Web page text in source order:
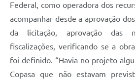
Federal, como operadora dos
acompanhar desde a aprovação
da licitação, aprovação das
fiscalizações, verificando se a
foi definido. “Havia no projeto
Copasa que não estavam